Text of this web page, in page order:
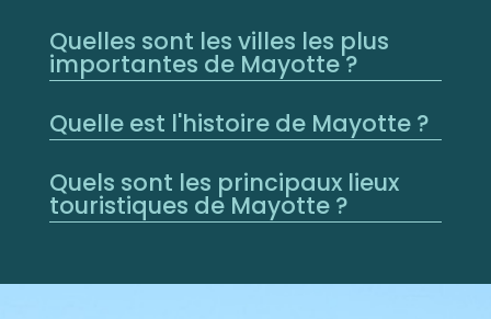
Quelles sont les villes les plus
importantes de Mayotte ?
Quelle est l'histoire de Mayotte ?
Quels sont les principaux lieux
touristiques de Mayotte ?